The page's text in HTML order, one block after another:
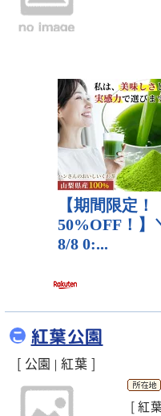
こ 紅葉公園
[ 公園 | 紅葉 ]
[ 紅